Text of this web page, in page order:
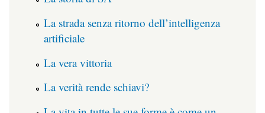
La strada senza ritorno dell’intelligenza
artificiale
La vera vittoria
La verità rende schiavi?